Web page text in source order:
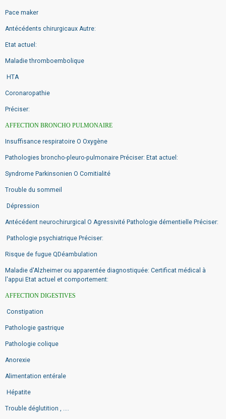
Pace maker
Antécédents chirurgicaux Autre:
Etat actuel:
Maladie thromboembolique
HTA
Coronaropathie
Préciser:
AFFECTION BRONCHO PULMONAIRE
Insuffisance respiratoire O Oxygène
Pathologies broncho-pleuro-pulmonaire Préciser: Etat actuel:
Syndrome Parkinsonien O Comitialité
Trouble du sommeil
Dépression
Antécédent neurochirurgical O Agressivité Pathologie démentielle Préciser:
Pathologie psychiatrique Préciser:
Risque de fugue QDéambulation
Maladie d'Alzheimer ou apparentée diagnostiquée: Certificat médical à
l'appui Etat actuel et comportement:
AFFECTION DIGESTIVES
Constipation
Pathologie gastrique
Pathologie colique
Anorexie
Alimentation entérale
Hépatite
Trouble déglutition , ....